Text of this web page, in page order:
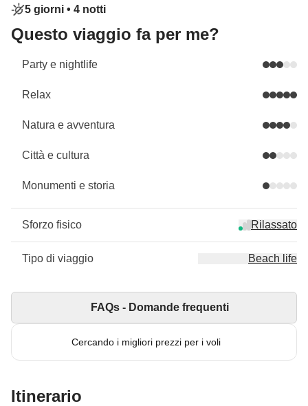
5 giorni • 4 notti
Questo viaggio fa per me?
Party e nightlife
Relax
Natura e avventura
Città e cultura
Monumenti e storia
Sforzo fisico Rilassato
Tipo di viaggio Beach life
Cercando i migliori prezzi per i voli
FAQs - Domande frequenti
Itinerario